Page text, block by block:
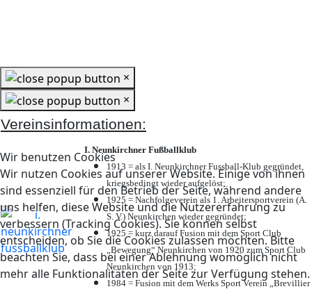
Wir benutzen Cookies
Wir nutzen Cookies auf unserer Website. Einige von ihnen
sind essenziell für den Betrieb der Seite, während andere
uns helfen, diese Website und die Nutzererfahrung zu
verbessern (Tracking Cookies). Sie können selbst
entscheiden, ob Sie die Cookies zulassen möchten. Bitte
beachten Sie, dass bei einer Ablehnung womöglich nicht
mehr alle Funktionalitäten der Seite zur Verfügung stehen.
×
×
Vereinsinformationen:
I. Neunkirchner Fußballklub
1913 = als I. Neunkirchner Fussball-Klub gegründet,
kriegsbedingt wieder aufgelöst;
1925 = Nachfolgeverein als 1. Arbeitersportverein (A.
S. V.) Neunkirchen wieder gegründet;
1925 = kurz darauf Fusion mit dem Sport Club
„Bewegung“ Neunkirchen von 1920 zum Sport Club
Neunkirchen von 1913;
1984 = Fusion mit dem Werks Sport Verein „Brevillier